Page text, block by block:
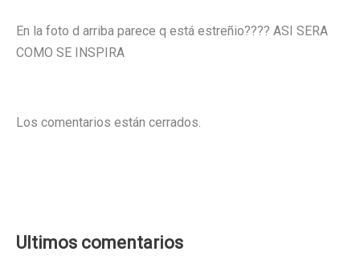
En la foto d arriba parece q está estreñio???? ASI SERA
COMO SE INSPIRA
Los comentarios están cerrados.
Ultimos comentarios